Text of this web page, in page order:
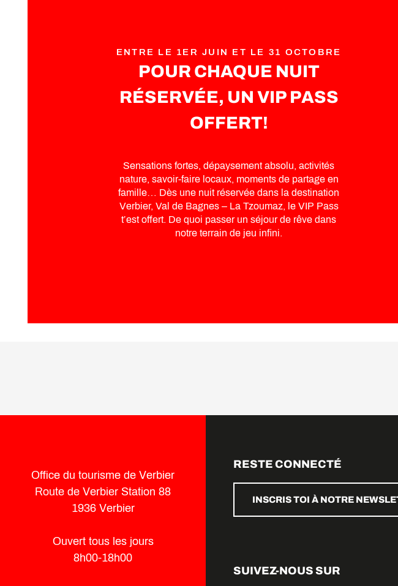
ENTRE LE 1ER JUIN ET LE 31 OCTOBRE
POUR CHAQUE NUIT
RÉSERVÉE, UN VIP PASS
OFFERT!
Sensations fortes, dépaysement absolu, activités
nature, savoir-faire locaux, moments de partage en
famille… Dès une nuit réservée dans la destination
Verbier, Val de Bagnes – La Tzoumaz, le VIP Pass
t’est offert. De quoi passer un séjour de rêve dans
notre terrain de jeu infini.
Office du tourisme de Verbier
Route de Verbier Station 88
1936 Verbier
Ouvert tous les jours
8h00-18h00
RESTE CONNECTÉ
INSCRIS TOI À NOTRE
SUIVEZ-NOUS SUR